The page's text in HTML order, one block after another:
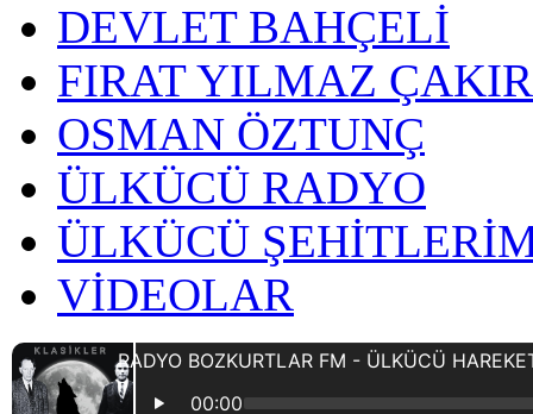
DEVLET BAHÇELİ
FIRAT YILMAZ
OSMAN ÖZTUNÇ
ÜLKÜCÜ RADYO
ÜLKÜCÜ
VİDEOLAR